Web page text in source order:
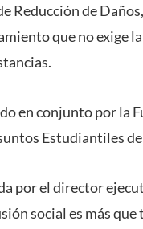
Reducción de
que no exige
en conjunto por la
Estudiantiles
por el director
social es más